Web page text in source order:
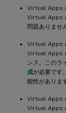
Virtual Apps
Virtual Apps
問題ありませ
Virtual Apps
Virtual Apps
ンス。このラ
成が必要です
能性がありま
Virtual Apps
Virtual Apps